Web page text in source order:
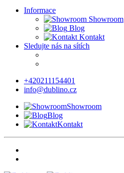
Informace
Showroom
Blog
Kontakt
Sledujte nás na sítích
+420211154401
info@dublino.cz
Showroom
Blog
Kontakt